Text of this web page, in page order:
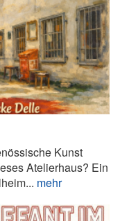
Kunst
Atelierhaus? Ein
mehr